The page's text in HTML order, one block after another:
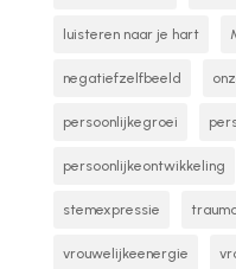
luisteren naar je hart
negatiefzelfbeeld
persoonlijkegroei
persoonlijkeontwikkeling
stemexpressie
vrouwelijkeenergie